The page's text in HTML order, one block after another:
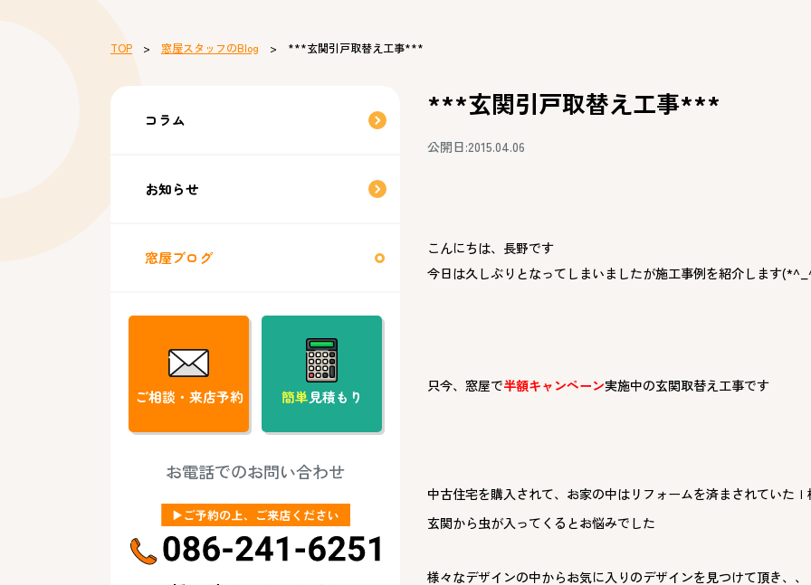
TOP > 窓屋スタッフのBlog > ***玄関引戸取替え工事***
***玄関引戸取替え工事***
公開日:2015.04.06
こんにちは、長野です
今日は久しぶりとなってしまいましたが施工事例を紹介します
只今、窓屋で半額キャンペーン実施中の玄関取替え工事です
中古住宅を購入されて、お家の中はリフォームを済まされていたＩ
玄関から虫が入ってくるとお悩みでした
様々なデザインの中からお気に入りのデザインを見つけて頂き、、
コラム
お知らせ
窓屋ブログ
ご相談・来店予約 簡単見積もり
お電話でのお問い合わせ